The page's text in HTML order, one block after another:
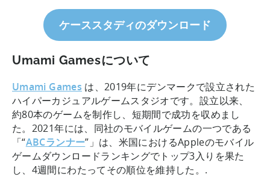
ケーススタディのダウンロード
Umami Gamesについて
Umami Games は、2019年にデンマークで設立された
ハイパーカジュアルゲームスタジオです。設立以来、
約80本のゲームを制作し、短期間で成功を収めまし
た。2021年には、同社のモバイルゲームの一つである
「“ABCランナー”」は、米国におけるAppleのモバイル
ゲームダウンロードランキングでトップ3入りを果た
し、4週間にわたってその順位を維持した。.